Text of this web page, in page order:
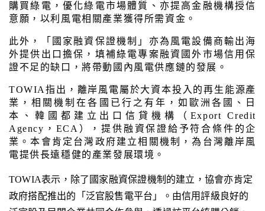
購買綠電，優化綠電市場體質、亦提高金融機構授信
意願，以利風電相關產業獲得所需資金。
此外，「國家融資保證機制」亦為風電設備商輸出海
外提供出口擔保，填補綠電專案融資國外市場信用保
證不足的缺口，將帶動國內風電供應鏈的發展。
TOWIA 指出，離岸風電屬於大資本投入的再生能源產
業，相關機制在各國已行之有年，如歐洲各國、日
本、韓國都建立出口信貸機構（ Export Credit
Agency ， ECA ），提供融資保證給予符合條件的企
業。本會肯定台灣政府建立相關機制，為台灣離岸風
電提供長遠穩健的產業發展環境。
TOWIA表示，除了國家融資保證機制的建立，協會亦肯定
政府搭配推出的「泛官股售電平台」。由信用評級良好的